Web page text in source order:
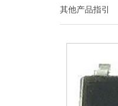
其他产品指引